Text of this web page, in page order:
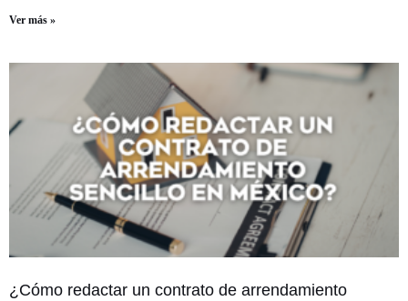
Ver más »
¿Cómo redactar un contrato de arrendamiento